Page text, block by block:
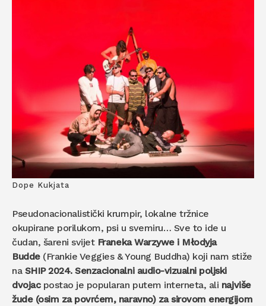
Dope Kukjata
Pseudonacionalistički krumpir, lokalne tržnice
okupirane porilukom, psi u svemiru… Sve to ide u
čudan, šareni svijet Franeka Warzywe i Młodyja
Budde (Frankie Veggies & Young Buddha) koji nam stiže
na SHIP 2024. Senzacionalni audio-vizualni poljski
dvojac postao je popularan putem interneta, ali najviše
žude (osim za povrćem, naravno) za sirovom energijom